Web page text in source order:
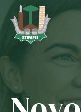
to
content
Home